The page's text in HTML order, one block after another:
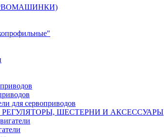
для сервоприводов
РЕГУЛЯТОРЫ, ШЕСТЕРНИ И АКСЕССУАРЫ